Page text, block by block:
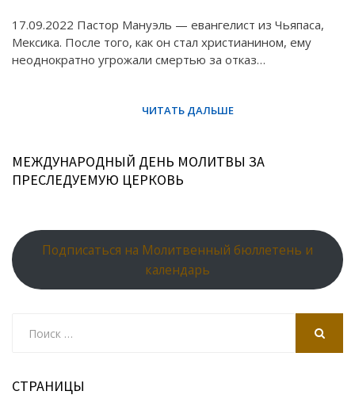
17.09.2022 Пастор Мануэль — евангелист из Чьяпаса,
Мексика. После того, как он стал христианином, ему
неоднократно угрожали смертью за отказ…
МЕЖДУНАРОДНЫЙ ДЕНЬ МОЛИТВЫ ЗА
ПРЕСЛЕДУЕМУЮ ЦЕРКОВЬ
Подписаться на Молитвенный бюллетень и
календарь
СТРАНИЦЫ